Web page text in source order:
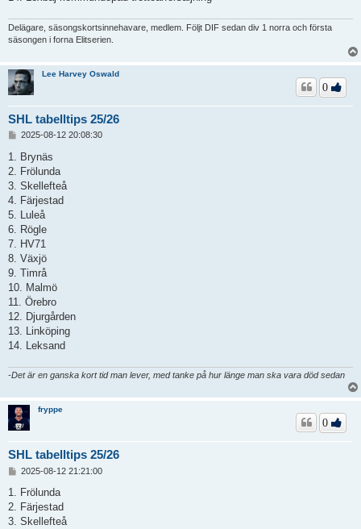
Delägare, säsongskortsinnehavare, medlem. Följt DIF sedan div 1 norra och första
säsongen i forna Elitserien.
Lee Harvey Oswald
SHL tabelltips 25/26
0
ä
g
g
2025-08-12 20:08:30
1. Brynäs
2. Frölunda
3. Skellefteå
4. Färjestad
5. Luleå
6. Rögle
7. HV71
8. Växjö
9. Timrå
10. Malmö
11. Örebro
12. Djurgården
13. Linköping
14. Leksand
-Det är en ganska kort tid man lever, med tanke på hur länge man ska vara död sedan
fryppe
SHL tabelltips 25/26
0
ä
g
g
2025-08-12 21:21:00
1. Frölunda
2. Färjestad
3. Skellefteå